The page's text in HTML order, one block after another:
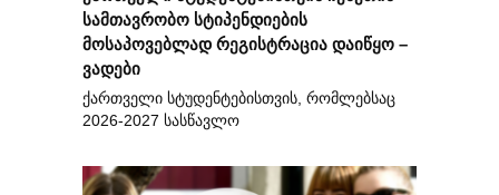
სამთავრობო სტიპენდიების
მოსაპოვებლად რეგისტრაცია დაიწყო –
ვადები
ქართველი სტუდენტებისთვის, რომლებსაც
2026-2027 სასწავლო